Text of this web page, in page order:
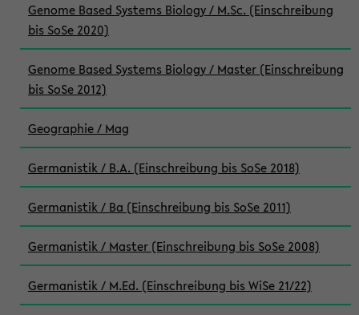
Genome Based Systems Biology / M.Sc. (Einschreibung
bis SoSe 2020)
Genome Based Systems Biology / Master (Einschreibung
bis SoSe 2012)
Geographie / Mag
Germanistik / B.A. (Einschreibung bis SoSe 2018)
Germanistik / Ba (Einschreibung bis SoSe 2011)
Germanistik / Master (Einschreibung bis SoSe 2008)
Germanistik / M.Ed. (Einschreibung bis WiSe 21/22)